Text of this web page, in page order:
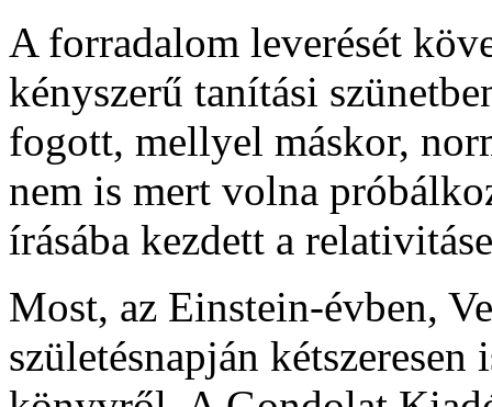
A forradalom leverését
kényszerű tanítási
fogott, mellyel máskor,
nem is mert volna
írásába kezdett a
Most, az Einstein-évben,
születésnapján